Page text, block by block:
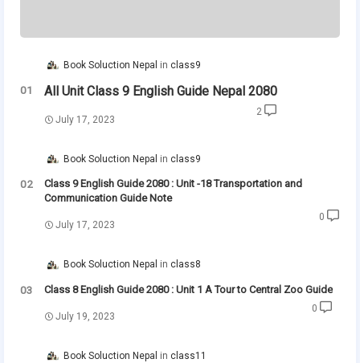
Book Soluction Nepal class9
All Unit Class 9 English Guide Nepal 2080
July 17, 2023
2
Book Soluction Nepal class9
Class 9 English Guide 2080 : Unit -18 Transportation and
Communication Guide Note
July 17, 2023
0
Book Soluction Nepal class8
Class 8 English Guide 2080 : Unit 1 A Tour to Central Zoo Guide
July 19, 2023
0
Book Soluction Nepal class11